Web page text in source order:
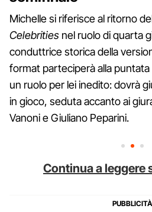
Michelle si riferisce al ritorno
Celebritiesnel ruolo di quarta
conduttrice storica della
format parteciperà alla puntata
un ruolo per lei inedito: dovrà
in gioco, seduta accanto ai
Vanoni e Giuliano Peparini.
Continua a leggere